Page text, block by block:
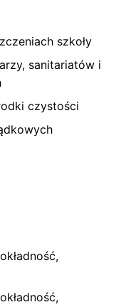
szkoły
sanitariatów i
czystości